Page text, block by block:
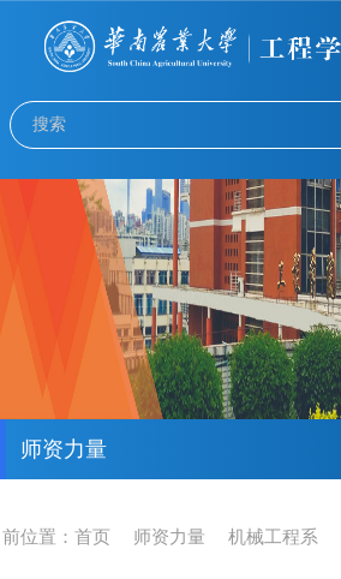
师资力量
位置： 首页 师资力量 机械工程系